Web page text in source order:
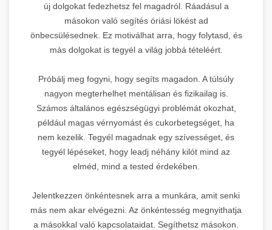
új dolgokat fedezhetsz fel magadról. Ráadásul a
másokon való segítés óriási lökést ad
önbecsülésednek. Ez motiválhat arra, hogy folytasd, és
más dolgokat is tegyél a világ jobbá tételéért.
Próbálj meg fogyni, hogy segíts magadon. A túlsúly
nagyon megterhelhet mentálisan és fizikailag is.
Számos általános egészségügyi problémát okozhat,
például magas vérnyomást és cukorbetegséget, ha
nem kezelik. Tegyél magadnak egy szívességet, és
tegyél lépéseket, hogy leadj néhány kilót mind az
elméd, mind a tested érdekében.
Jelentkezzen önkéntesnek arra a munkára, amit senki
más nem akar elvégezni. Az önkéntesség megnyithatja
a másokkal való kapcsolataidat. Segíthetsz másokon.